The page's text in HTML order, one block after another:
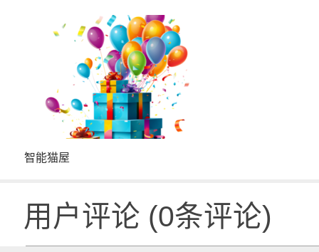
智能猫屋
用户评论 (0条评论)